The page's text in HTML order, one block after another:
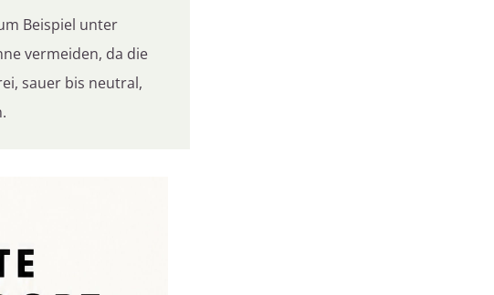
Beispiel unter
vermeiden, da die
sauer bis neutral,